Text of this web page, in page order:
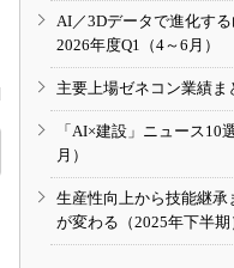
AI／3Dデータで進化す
2026年度Q1（4～6月）
主要上場ゼネコン業績ま
「AI×建設」ニュース10
月）
生産性向上から技能継
が変わる（2025年下半期